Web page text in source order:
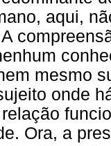
aqui,
mesmo
onde
Ora, a